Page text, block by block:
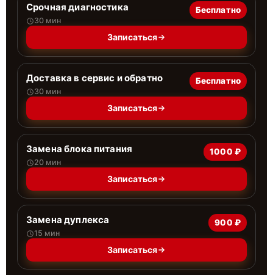
Срочная диагностика
30 мин
Бесплатно
Записаться
Доставка в сервис и обратно
30 мин
Бесплатно
Записаться
Замена блока питания
20 мин
1000 ₽
Записаться
Замена дуплекса
15 мин
900 ₽
Записаться